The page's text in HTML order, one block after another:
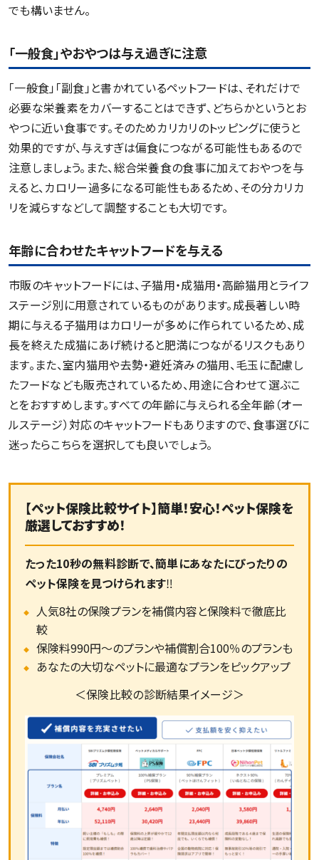
でも構いません。
「一般食」やおやつは与え過ぎに注意
「一般食」「副食」と書かれているペットフードは、それだけで
必要な栄養素をカバーすることはできず、どちらかというとお
やつに近い食事です。そのためカリカリのトッピングに使うと
効果的ですが、与えすぎは偏食につながる可能性もあるので
注意しましょう。また、総合栄養食の食事に加えておやつを与
えると、カロリー過多になる可能性もあるため、その分カリカ
リを減らすなどして調整することも大切です。
年齢に合わせたキャットフードを与える
市販のキャットフードには、子猫用・成猫用・高齢猫用とライフ
ステージ別に用意されているものがあります。成長著しい時
期に与える子猫用はカロリーが多めに作られているため、成
長を終えた成猫にあげ続けると肥満につながるリスクもあり
ます。また、室内猫用や去勢・避妊済みの猫用、毛玉に配慮し
たフードなども販売されているため、用途に合わせて選ぶこ
とをおすすめします。すべての年齢に与えられる全年齢（オー
ルステージ）対応のキャットフードもありますので、食事選びに
迷ったらこちらを選択しても良いでしょう。
【ペット保険比較サイト】簡単！安心！ペット保険を
厳選しておすすめ！
たった10秒の無料診断で、簡単にあなたにぴったりの
ペット保険を見つけられます‼
人気8社の保険プランを補償内容と保険料で徹底比
較
保険料990円～のプランや補償割合100％のプランも
あなたの大切なペットに最適なプランをピックアップ
＜保険比較の診断結果イメージ＞